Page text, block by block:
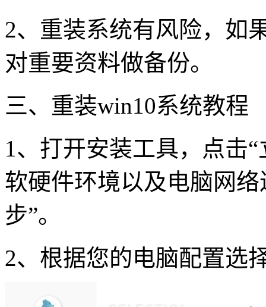
2、重装系统有风险，如
对重要资料做备份。
三、重装win10系统教程
1 、打开安装工具，点击
软硬件环境以及电脑网
步”。
2、根据您的电脑配置选